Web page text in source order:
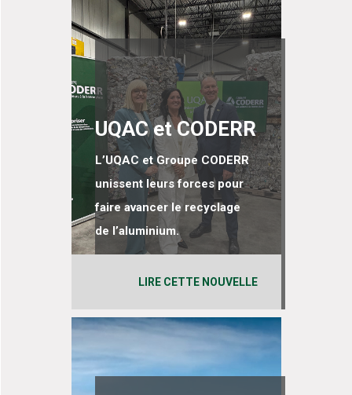
LIRE CETTE NOUVELLE
UQAC et CODERR
L’UQAC et Groupe CODERR
unissent leurs forces pour
faire avancer le recyclage
de l’aluminium.